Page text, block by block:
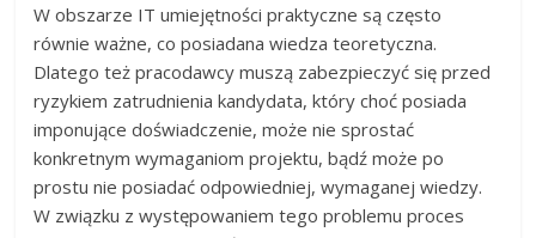
W obszarze IT umiejętności praktyczne są często
równie ważne, co posiadana wiedza teoretyczna.
Dlatego też pracodawcy muszą zabezpieczyć się przed
ryzykiem zatrudnienia kandydata, który choć posiada
imponujące doświadczenie, może nie sprostać
konkretnym wymaganiom projektu, bądź może po
prostu nie posiadać odpowiedniej, wymaganej wiedzy.
W związku z występowaniem tego problemu proces